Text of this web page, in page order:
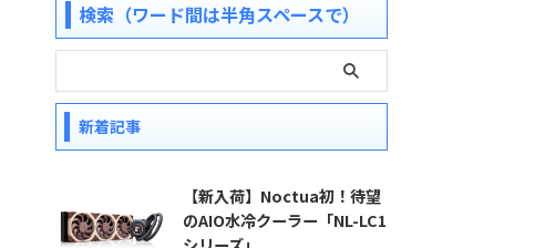
検索（ワード間は半角スペースで）
新着記事
【新入荷】Noctua初！待望
のAIO水冷クーラー「NL-LC1